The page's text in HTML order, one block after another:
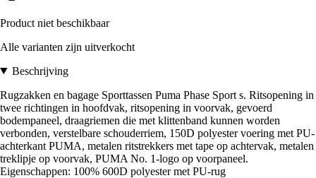
Product niet beschikbaar
Alle varianten zijn uitverkocht
Beschrijving
Rugzakken en bagage Sporttassen Puma Phase Sport s. Ritsopening in
twee richtingen in hoofdvak, ritsopening in voorvak, gevoerd
bodempaneel, draagriemen die met klittenband kunnen worden
verbonden, verstelbare schouderriem, 150D polyester voering met PU-
achterkant PUMA, metalen ritstrekkers met tape op achtervak, metalen
treklipje op voorvak, PUMA No. 1-logo op voorpaneel.
Eigenschappen: 100% 600D polyester met PU-rug